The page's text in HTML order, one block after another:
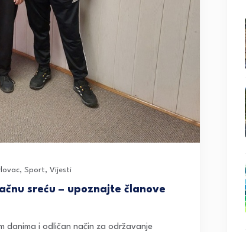
, Sport, Vijesti
sreću – upoznajte članove
danima i odličan način za održavanje